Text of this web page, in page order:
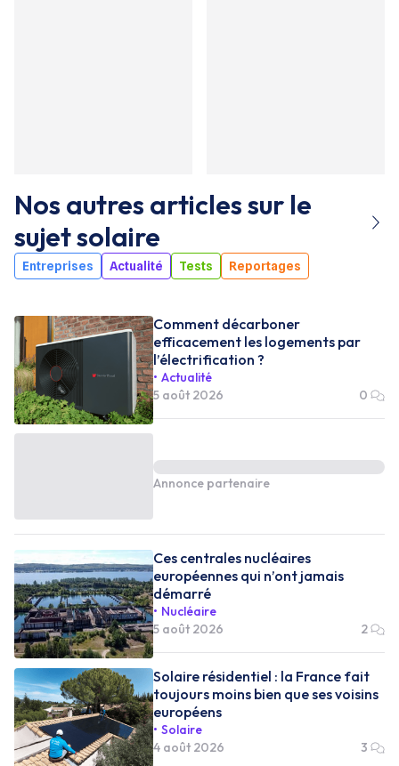
Nos autres articles sur le
sujetsolaire
Entreprises Actualité Tests Reportages
Comment décarboner
efficacement les logements par
l’électrification ?
Actualité
5 août 2026
0
Annonce partenaire
Ces centrales nucléaires
européennes qui n’ont jamais
démarré
Nucléaire
5 août 2026
2
Solaire résidentiel : la France fait
toujours moins bien que ses voisins
européens
Solaire
4 août 2026
3